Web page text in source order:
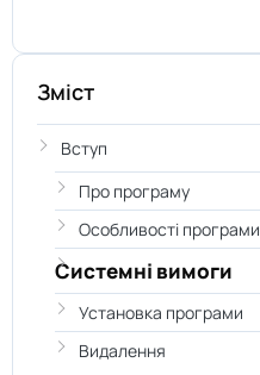
Зміст
Вступ
Про програму
Особливості програми
Системні вимоги
Установка програми
Видалення